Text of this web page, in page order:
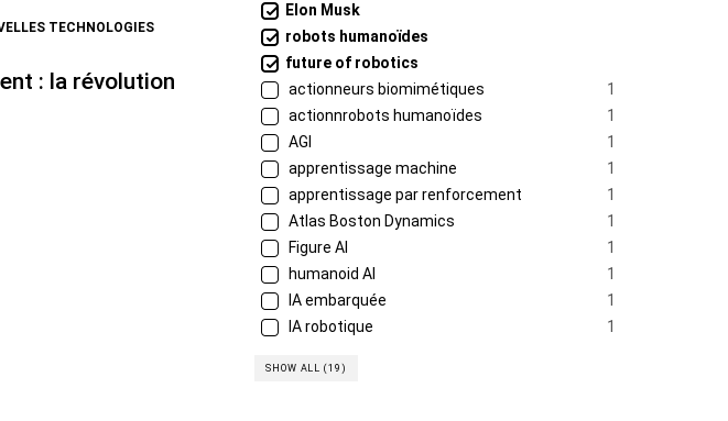
TECHNOLOGIES
: la révolution
Elon Musk
robots humanoïdes
future of robotics
actionneurs biomimétiques
1
actionnrobots humanoïdes
1
AGI
1
apprentissage machine
1
apprentissage par renforcement
1
Atlas Boston Dynamics
1
Figure AI
1
humanoid AI
1
IA embarquée
1
IA robotique
1
SHOW ALL (19)